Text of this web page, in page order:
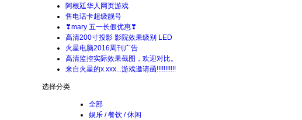
阿根廷华人网页游戏
售电话卡超级靓号
❣mary 五一长假优惠❣
高清200寸投影 影院效果级别 LED
火星电脑2016周刊广告
高清监控实际效果截图，欢迎对比。
来自火星的x.xxx...游戏邀请函!!!!!!!!!!!
选择分类
全部
娱乐 / 餐饮 / 休闲